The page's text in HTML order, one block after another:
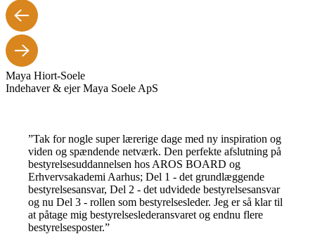
Maya Hiort-Soele
Indehaver & ejer Maya Soele ApS
”Tak for nogle super lærerige dage med ny inspiration og
viden og spændende netværk. Den perfekte afslutning på
bestyrelsesuddannelsen hos AROS BOARD og
Erhvervsakademi Aarhus; Del 1 - det grundlæggende
bestyrelsesansvar, Del 2 - det udvidede bestyrelsesansvar
og nu Del 3 - rollen som bestyrelsesleder. Jeg er så klar til
at påtage mig bestyrelseslederansvaret og endnu flere
bestyrelsesposter.”